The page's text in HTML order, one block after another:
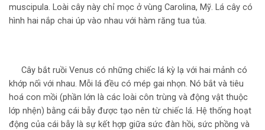
muscipula. Loài cây này chỉ mọc ở vùng Carolina, Mỹ. Lá cây có
hình hai nắp chai úp vào nhau với hàm răng tua tủa.
Cây bắt ruồi Venus có những chiếc lá kỳ lạ với hai mảnh có
khớp nối với nhau. Mỗi lá đều có mép gai nhọn. Nó bắt và tiêu
hoá con mồi (phần lớn là các loài côn trùng và động vật thuộc
lớp nhện) bằng cái bẫy được tạo nên từ chiếc lá. Hệ thống hoạt
động của cái bẫy là sự kết hợp giữa sức đàn hồi, sức phồng và